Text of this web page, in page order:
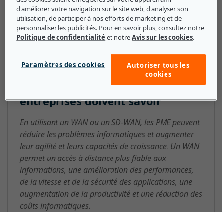
(défini par logiciel ou SD). Internet est également
considéré comme un réseau WAN.
réseau WAN (Wide-Area Network)
: ce que les petites et moyennes
entreprises doivent savoir
En utilisant un WAN ou un SD-WAN, les PME peuvent
réduire les problèmes informatiques et augmenter
leur agilité et leurs capacités de croissance. Un WAN
permet un accès à distance plus fiable aux
informations, une amélioration des performances,
de la vitesse et de la sécurité des applications, une
augmentation de la productivité et une réduction des
coûts informatiques.
d'améliorer votre navigation sur le site web, d'analyser son
utilisation, de participer à nos efforts de marketing et de
personnaliser les publicités. Pour en savoir plus, consultez notre
Politique de confidentialité et notreAvis sur les cookies.
Paramètres des cookies
Autoriser tous les
cookies